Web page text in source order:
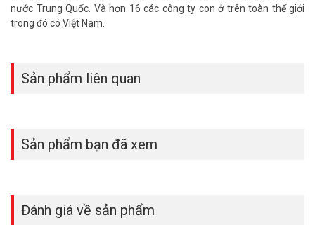
nước Trung Quốc. Và hơn 16 các công ty con ở trên toàn thế giới
trong đó có Việt Nam.
Sản phẩm liên quan
Sản phẩm bạn đã xem
Đánh giá về sản phẩm